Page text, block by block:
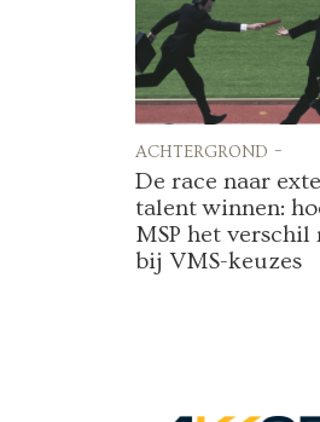
achtergrond -
De race naar
talent winnen:
MSP het verschil
bij VMS-keuzes